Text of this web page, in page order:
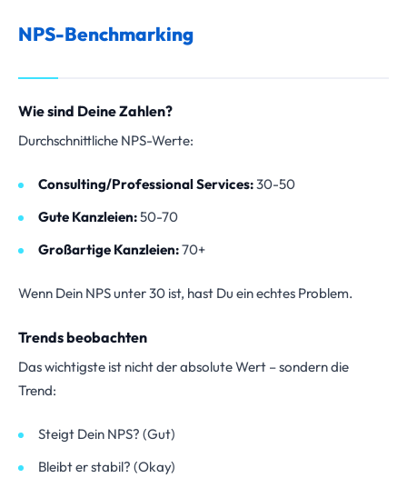
NPS-Benchmarking
Wie sind Deine Zahlen?
Durchschnittliche NPS-Werte:
Consulting/Professional Services:30-50
Gute Kanzleien:50-70
Großartige Kanzleien:70+
Wenn Dein NPS unter 30 ist, hast Du ein echtes Problem.
Trends beobachten
Das wichtigste ist nicht der absolute Wert – sondern die
Trend:
Steigt Dein NPS? (Gut)
Bleibt er stabil? (Okay)